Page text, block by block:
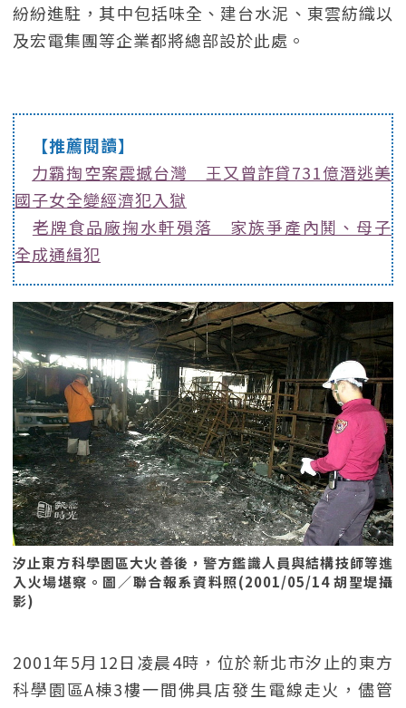
紛紛進駐，其中包括味全、建台水泥、東雲紡織以
及宏電集團等企業都將總部設於此處。
【推薦閱讀】
力霸掏空案震撼台灣 王又曾詐貸731億潛逃美
國子女全變經濟犯入獄
老牌食品廠掬水軒殞落 家族爭產內鬨、母子
全成通緝犯
汐止東方科學園區大火善後，警方鑑識人員與結構技師等進
入火場堪察。圖／聯合報系資料照(2001/05/14 胡聖堤攝
影)
2001年5月12日凌晨4時，位於新北市汐止的東方
科學園區A棟3樓一間佛具店發生電線走火，儘管